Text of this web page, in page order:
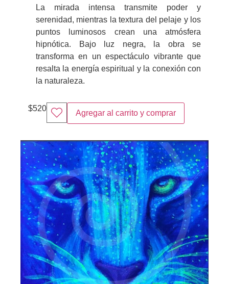
La mirada intensa transmite poder y
serenidad, mientras la textura del pelaje y los
puntos luminosos crean una atmósfera
hipnótica. Bajo luz negra, la obra se
transforma en un espectáculo vibrante que
resalta la energía espiritual y la conexión con
la naturaleza.
$520
Agregar al carrito y comprar